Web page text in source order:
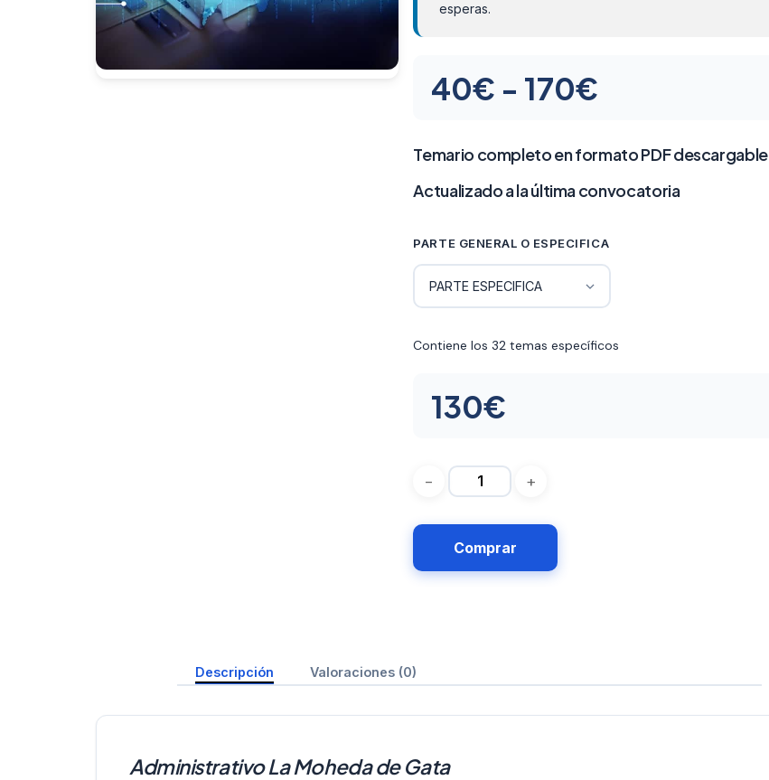
esperas.
40€ - 170€
precios:
desde
40€
hasta
170€
Temario completo en formato PDF descargable
Actualizado a la última convocatoria
PARTE GENERAL O ESPECIFICA
Contiene los 32 temas específicos
130€
Comprar
Descripción Valoraciones (0)
Administrativo La Moheda de Gata